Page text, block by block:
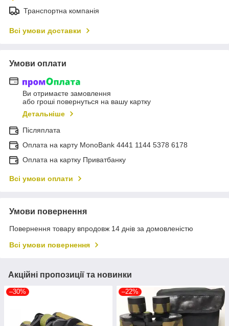
Транспортна компанія
Всі умови доставки
Умови оплати
Ви отримаєте замовлення
або гроші повернуться на вашу картку
Детальніше
Післяплата
Оплата на карту MonoBank 4441 1144 5378 6178
Оплата на картку Приватбанку
Всі умови оплати
Умови повернення
Повернення товару впродовж 14 днів за домовленістю
Всі умови повернення
Акційні пропозиції та новинки
–30% –22%